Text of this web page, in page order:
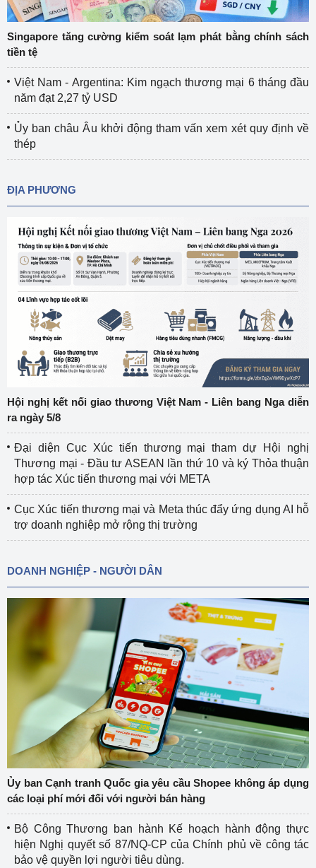
Singapore tăng cường kiểm soát lạm phát bằng chính sách
tiền tệ
Việt Nam - Argentina: Kim ngạch thương mại 6 tháng đầu
năm đạt 2,27 tỷ USD
Ủy ban châu Âu khởi động tham vấn xem xét quy định về
thép
ĐỊA PHƯƠNG
Hội nghị kết nối giao thương Việt Nam - Liên bang Nga diễn
ra ngày 5/8
Đại diện Cục Xúc tiến thương mại tham dự Hội nghị
Thương mại - Đầu tư ASEAN lần thứ 10 và ký Thỏa thuận
hợp tác Xúc tiến thương mại với META
Cục Xúc tiến thương mại và Meta thúc đẩy ứng dụng AI hỗ
trợ doanh nghiệp mở rộng thị trường
DOANH NGHIỆP - NGƯỜI DÂN
Ủy ban Cạnh tranh Quốc gia yêu cầu Shopee không áp dụng
các loại phí mới đối với người bán hàng
Bộ Công Thương ban hành Kế hoạch hành động thực
hiện Nghị quyết số 87/NQ-CP của Chính phủ về công tác
bảo vệ quyền lợi người tiêu dùng.